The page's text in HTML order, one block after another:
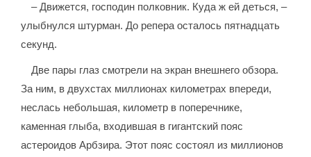
– Движется, господин полковник. Куда ж ей деться, –
улыбнулся штурман. До репера осталось пятнадцать
секунд.
Две пары глаз смотрели на экран внешнего обзора.
За ним, в двухстах миллионах километрах впереди,
неслась небольшая, километр в поперечнике,
каменная глыба, входившая в гигантский пояс
астероидов Арбзира. Этот пояс состоял из миллионов